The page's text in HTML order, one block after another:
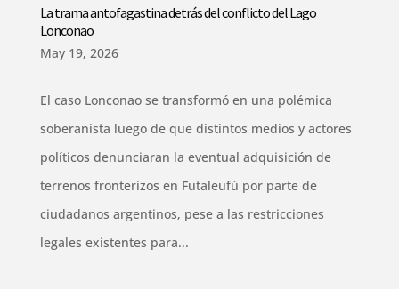
La trama antofagastina detrás del conflicto del Lago
Lonconao
May 19, 2026
El caso Lonconao se transformó en una polémica
soberanista luego de que distintos medios y actores
políticos denunciaran la eventual adquisición de
terrenos fronterizos en Futaleufú por parte de
ciudadanos argentinos, pese a las restricciones
legales existentes para...